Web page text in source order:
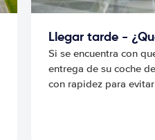
Llegar tarde -
Si se encuentra con
entrega de su coche
con rapidez para